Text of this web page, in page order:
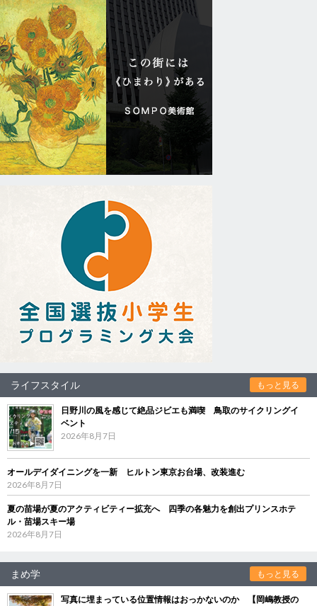
ライフスタイル もっと見る
日野川の風を感じて絶品ジビエも満喫 鳥取のサイクリングイ
ベント
2026年8月7日
オールデイダイニングを一新 ヒルトン東京お台場、改装進む
2026年8月7日
夏の苗場が夏のアクティビティー拡充へ 四季の各魅力を創出プリンスホテ
ル・苗場スキー場
2026年8月7日
まめ学 もっと見る
写真に埋まっている位置情報はおっかないのか 【岡嶋教授の